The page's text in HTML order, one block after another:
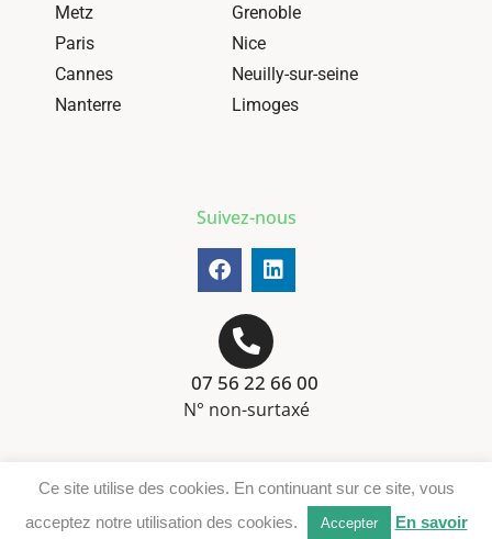
Metz
Grenoble
Paris
Nice
Cannes
Neuilly-sur-seine
Nanterre
Limoges
Suivez-nous
07 56 22 66 00
N° non-surtaxé
Téléchargement DER
Ce site utilise des cookies. En continuant sur ce site, vous
acceptez notre utilisation des cookies.
Accepter En savoir